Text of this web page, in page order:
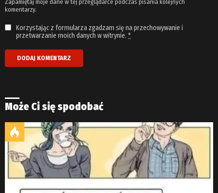
Zapamiętaj moje dane w tej przeglądarce podczas pisania kolejnych
komentarzy.
Korzystając z formularza zgadzam się na przechowywanie i
przetwarzanie moich danych w witrynie. *
Może Ci się spodobać